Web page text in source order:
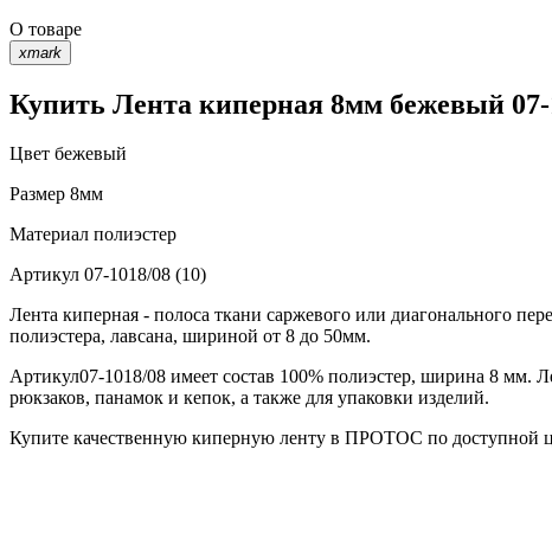
О товаре
xmark
Купить Лента киперная 8мм бежевый
Цвет бежевый
Размер 8мм
Материал полиэстер
Артикул 07-1018/08 (10)
Лента киперная - полоса ткани саржевого или диагонального
полиэстера, лавсана, шириной от 8 до 50мм.
Артикул07-1018/08 имеет состав 100% полиэстер, ширина 8 мм.
рюкзаков, панамок и кепок, а также для упаковки изделий.
Купите качественную киперную ленту в ПРОТОС по доступной